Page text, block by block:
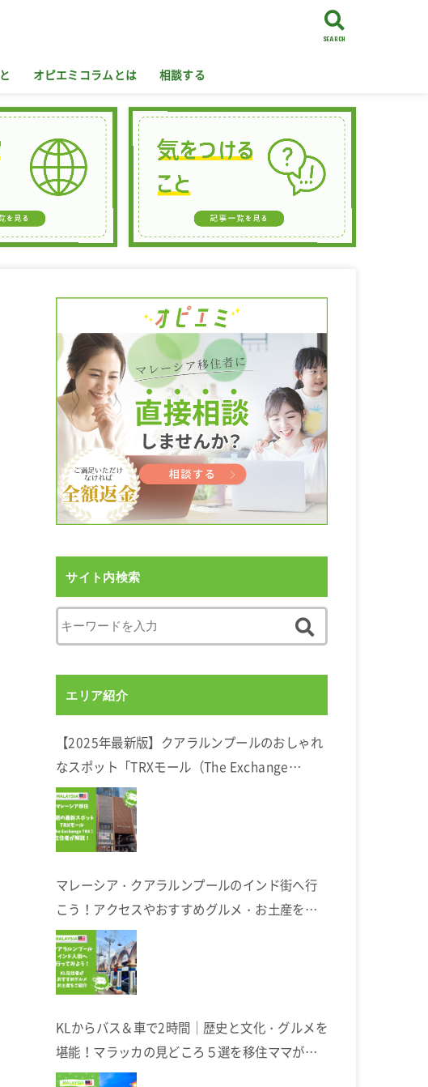
オピエミコラムとは 相談する
SEARCH
サイト内検索
エリア紹介
【2025年最新版】クアラルンプールのおしゃれ
なスポット「TRXモール（The Exchange
TRX）」完全ガイド
マレーシア・クアラルンプールのインド街へ行
こう！アクセスやおすすめグルメ・お土産を在
住者が解説します
KLからバス＆車で2時間｜歴史と文化・グルメを
堪能！マラッカの見どころ５選を移住ママが解
説